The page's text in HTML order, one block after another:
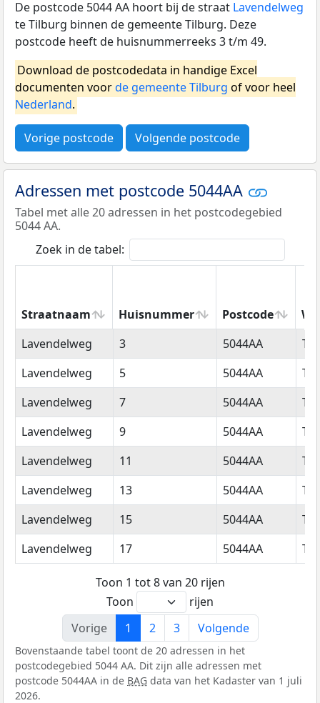
De postcode 5044 AA hoort bij de straat Lavendelweg
te Tilburg binnen de gemeente Tilburg. Deze
postcode heeft de huisnummerreeks 3 t/m 49.
Download de postcodedata in handige Excel
documenten voorde gemeente Tilburg of voor heel
Nederland.
Vorige postcode Volgende postcode
Adressen met postcode 5044AA
Tabel met alle 20 adressen in het postcodegebied
5044 AA.
Zoek in de tabel:
Straatnaam Huisnummer Postcode
Straatnaam
Huisnummer Postcode
Lavendelweg 3 5044AA
Lavendelweg
5 5044AA
Lavendelweg
7 5044AA
Lavendelweg
9 5044AA
Lavendelweg
11 5044AA
Lavendelweg
13 5044AA
Lavendelweg
15 5044AA
Lavendelweg
17 5044AA
Toon 1 tot 8 van 20 rijen
Toon
rijen
Vorige
1 2 3 Volgende
Bovenstaande tabel toont de 20 adressen in het
postcodegebied 5044 AA. Dit zijn alle adressen met
postcode 5044AA in de BAG data van het Kadaster van 1 juli
2026.